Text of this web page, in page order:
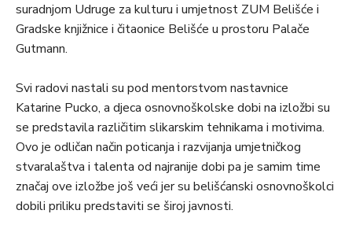
suradnjom Udruge za kulturu i umjetnost ZUM Belišće i
Gradske knjižnice i čitaonice Belišće u prostoru Palače
Gutmann.
Svi radovi nastali su pod mentorstvom nastavnice
Katarine Pucko, a djeca osnovnoškolske dobi na izložbi su
se predstavila različitim slikarskim tehnikama i motivima.
Ovo je odličan način poticanja i razvijanja umjetničkog
stvaralaštva i talenta od najranije dobi pa je samim time
značaj ove izložbe još veći jer su belišćanski osnovnoškolci
dobili priliku predstaviti se široj javnosti.